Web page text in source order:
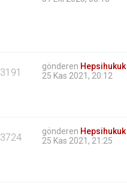
3191 gönderen Hepsihukuk
25 Kas 2021, 20:12
3724 gönderen Hepsihukuk
25 Kas 2021, 21:25